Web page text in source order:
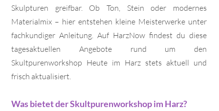
Skulpturen greifbar. Ob Ton, Stein oder modernes
Materialmix – hier entstehen kleine Meisterwerke unter
fachkundiger Anleitung. Auf HarzNow findest du diese
tagesaktuellen Angebote rund um den
Skultpurenworkshop Heute im Harz stets aktuell und
frisch aktualisiert.
Was bietet der Skultpurenworkshop im Harz?